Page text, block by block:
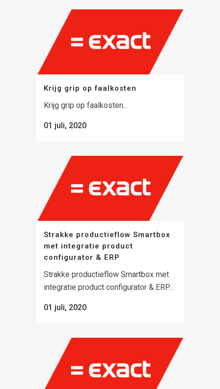
Krijg grip op faalkosten
Krijg grip op faalkosten...
01 juli, 2020
Strakke productieflow Smartbox
met integratie product
configurator & ERP
Strakke productieflow Smartbox met
integratie product configurator & ERP...
01 juli, 2020